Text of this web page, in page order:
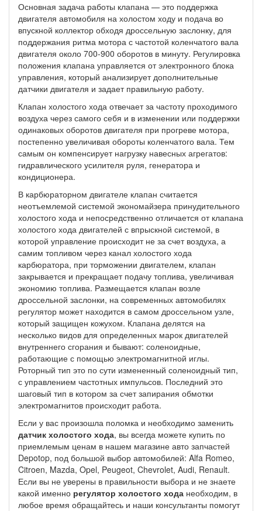
Основная задача работы клапана — это поддержка
двигателя автомобиля на холостом ходу и подача во
впускной коллектор обходя дроссельную заслонку, для
поддержания ритма мотора с частотой коленчатого вала
двигателя около 700-900 оборотов в минуту. Регулировка
положения клапана управляется от электронного блока
управления, который анализирует дополнительные
датчики двигателя и задает правильную работу.
Клапан холостого хода отвечает за частоту проходимого
воздуха через самого себя и в изменении или поддержки
одинаковых оборотов двигателя при прогреве мотора,
постепенно увеличивая обороты коленчатого вала. Тем
самым он компенсирует нагрузку навесных агрегатов:
гидравлического усилителя руля, генератора и
кондиционера.
В карбюраторном двигателе клапан считается
неотъемлемой системой экономайзера принудительного
холостого хода и непосредственно отличается от клапана
холостого хода двигателей с впрыскной системой, в
которой управление происходит не за счет воздуха, а
самим топливом через канал холостого хода
карбюратора, при торможении двигателем, клапан
закрывается и прекращает подачу топлива, увеличивая
экономию топлива. Размещается клапан возле
дроссельной заслонки, на современных автомобилях
регулятор может находится в самом дроссельном узле,
который защищен кожухом. Клапана делятся на
несколько видов для определенных марок двигателей
внутреннего сгорания и бывают: соленоидные,
работающие с помощью электромагнитной иглы.
Роторный тип это по сути измененный соленоидный тип,
с управлением частотных импульсов. Последний это
шаговый тип в котором за счет запирания обмотки
электромагнитов происходит работа.
Если у вас произошла поломка и необходимо заменить
датчик холостого хода, вы всегда можете купить по
приемлемым ценам в нашем магазине авто запчастей
Depotop, под большой выбор автомобилей: Alfa Romeo,
Citroen, Mazda, Opel, Peugeot, Chevrolet, Audi, Renault.
Если вы не уверены в правильности выбора и не знаете
какой именно регулятор холостого хода необходим, в
любое время обращайтесь и наши консультанты помогут